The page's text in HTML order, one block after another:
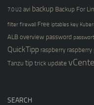
7.0 U2 avi backup Backup For
filter firewall Free iptables key
ALB overview password passwort
QuickTipp raspberry raspberry
Tanzu tip trick update
SEARCH